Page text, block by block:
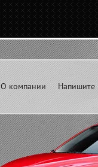
О компании Напишите